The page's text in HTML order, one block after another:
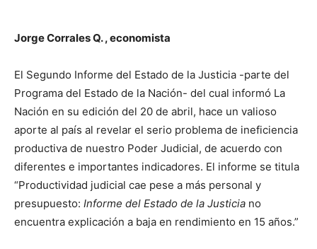
Jorge Corrales Q. , economista
El Segundo Informe del Estado de la Justicia -parte del
Programa del Estado de la Nación- del cual informó La
Nación en su edición del 20 de abril, hace un valioso
aporte al país al revelar el serio problema de ineficiencia
productiva de nuestro Poder Judicial, de acuerdo con
diferentes e importantes indicadores. El informe se titula
“Productividad judicial cae pese a más personal y
presupuesto: Informe del Estado de la Justicia no
encuentra explicación a baja en rendimiento en 15 años.”